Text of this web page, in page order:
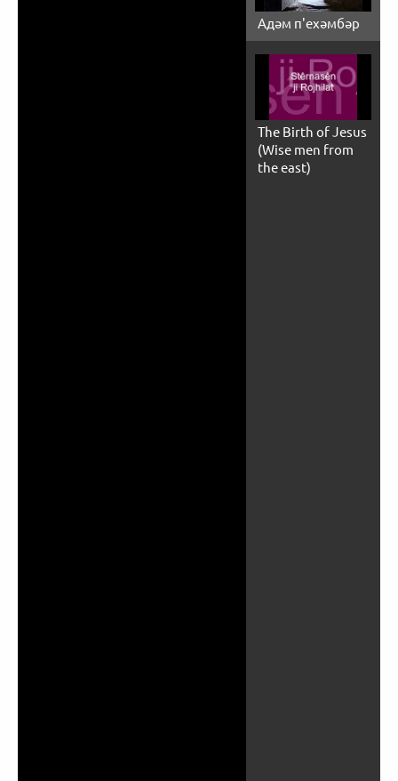
Адәм п'ехәмбәр
The Birth of Jesus
(Wise men from
the east)